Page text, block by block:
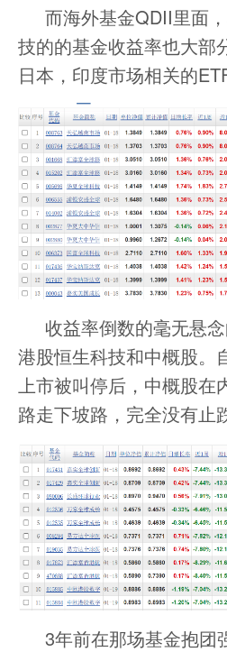
而海外基金QDII里面
技的的基金收益率也大部
日本，印度市场相关的
收益率倒数的毫无悬
港股恒生科技和中概股。
上市被叫停后，中概股
路走下坡路，完全没有止
3年前在那场基金抱团